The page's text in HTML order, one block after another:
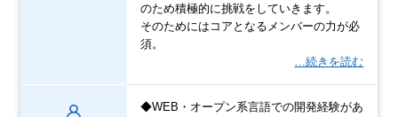
のため積極的に挑戦をしていきます。
そのためにはコアとなるメンバーの力が必
須。
…続きを読む
◆WEB・オープン系言語での開発経験があ